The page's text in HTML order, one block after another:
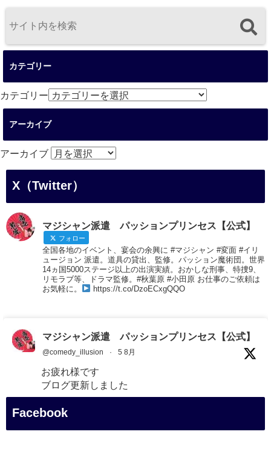
カテゴリー
カテゴリー
アーカイブ
アーカイブ
X（Twitter）
マジシャン派遣 パッションプリンセス【公式】
フォロー
全国各地のイベント、宴会の余興に #マジシャン #変面 #イリ
ュージョン 派遣。道具の貸出、監修。パッション魔術団。世界
14ヵ国5000ステージ以上の出演実績。おかしな刑事、特捜9、
リモラブ等、ドラマ監修。#秋葉原 #小田原 お仕事のご依頼は
お気軽に。
https://t.co/DzoECxgQQO
マジシャン派遣 パッションプリンセス【公式】
@comedy_illusion · 5 8月
お疲れ様です
ブログ更新しました
「マジシャン和歌山旅 白浜町・三段壁展望台」
Facebook